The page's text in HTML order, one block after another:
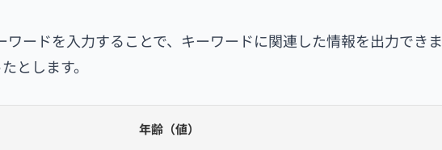
ードを入力することで、キーワードに関連した情報を出力できま
とします。
年齢（値）